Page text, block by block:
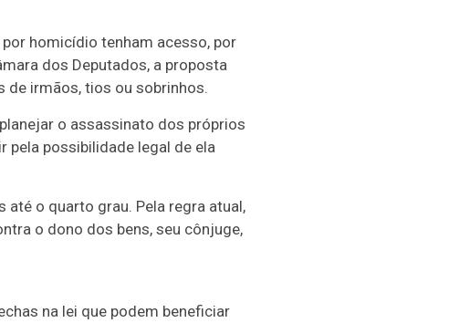
homicídio tenham acesso, por
dos Deputados, a proposta
de irmãos, tios ou sobrinhos.
o assassinato dos próprios
pela possibilidade legal de ela
o quarto grau. Pela regra atual,
o dono dos bens, seu cônjuge,
na lei que podem beneficiar